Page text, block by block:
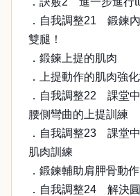
．自我調整21 鍛鍊
雙腿！
．鍛鍊上提的肌肉
．上提動作的肌肉強
．自我調整22 課堂
腰側彎曲的上提訓練
．自我調整23 課堂
肌肉訓練
．鍛鍊輔助肩胛骨動
．自我調整24 解決